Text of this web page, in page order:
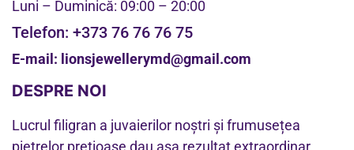
Luni – Duminică: 09:00 – 20:00
Telefon: +373 76 76 76 75
E-mail: lionsjewellerymd@gmail.com
DESPRE NOI
Lucrul filigran a juvaierilor noștri și frumusețea
pietrelor prețioase dau așa rezultat extraordinar.